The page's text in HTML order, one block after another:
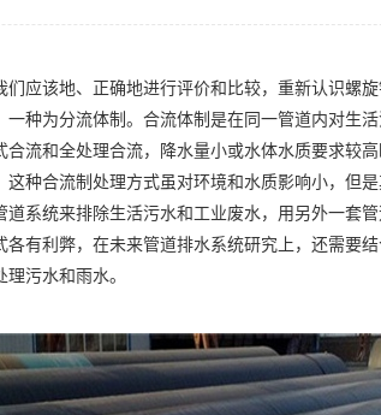
们应该地、正确地进行评价和比较，重新认识螺
一种为分流体制。合流体制是在同一管道内对生
合流和全处理合流，降水量小或水体水质要求较
这种合流制处理方式虽对环境和水质影响小，但
道系统来排除生活污水和工业废水，用另外一套
各有利弊，在未来管道排水系统研究上，还需要
污水和雨水。